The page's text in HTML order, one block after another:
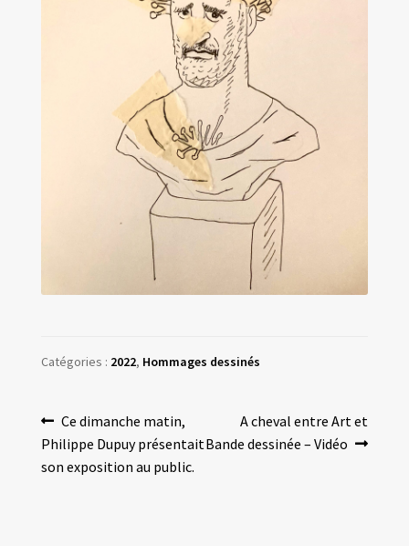
Catégories : 2022, Hommages dessinés
Navigation
de
Article
précédent :
Ce dimanche matin,
Philippe Dupuy présentait
son exposition au public.
Article
suivant :
A cheval entre Art et
Bande dessinée – Vidéo